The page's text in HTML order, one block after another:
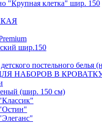
"Крупная клетка" шир. 150
шир.150
постельного белья
НАБОРОВ В
(шир. 150 см)